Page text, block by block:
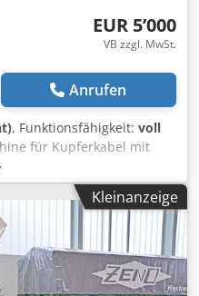
EUR 5’000
VB zzgl. MwSt.
Anrufen
, Funktionsfähigkeit: voll
für Kupferkabel mit
Geschwindigkeit bis zu
Durchmesseränderungen
Ioa
Kleinanzeige